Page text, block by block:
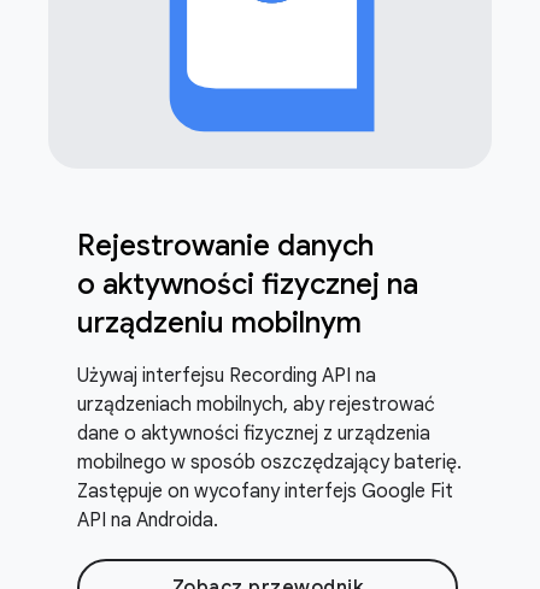
Rejestrowanie danych
o aktywności fizycznej na
urządzeniu mobilnym
Używaj interfejsu Recording API na
urządzeniach mobilnych, aby rejestrować
dane o aktywności fizycznej z urządzenia
mobilnego w sposób oszczędzający baterię.
Zastępuje on wycofany interfejs Google Fit
API na Androida.